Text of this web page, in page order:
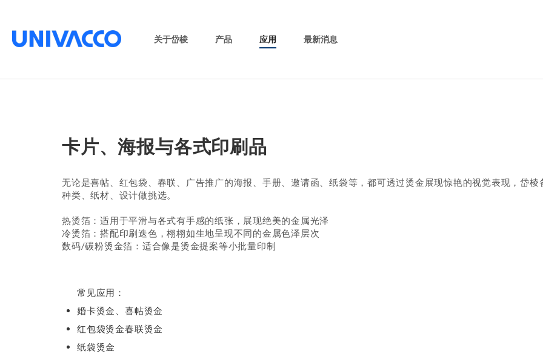
关于岱棱 产品 应用 最新消息
卡片、海报与各式印刷品
无论是喜帖、红包袋、春联、广告推广的海报、手册、邀请函、纸袋等，都可透过烫金展现惊艳的视觉表现，岱
种类、纸材、设计做挑选。
热烫箔：适用于平滑与各式有手感的纸张，展现绝美的金属光泽
冷烫箔：搭配印刷迭色，栩栩如生地呈现不同的金属色泽层次
数码/碳粉烫金箔：适合像是烫金提案等小批量印制
常见应用：
婚卡烫金、喜帖烫金
红包袋烫金春联烫金
纸袋烫金